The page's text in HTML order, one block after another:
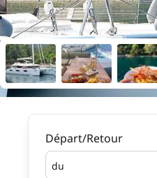
Départ/Retour
du
Départ